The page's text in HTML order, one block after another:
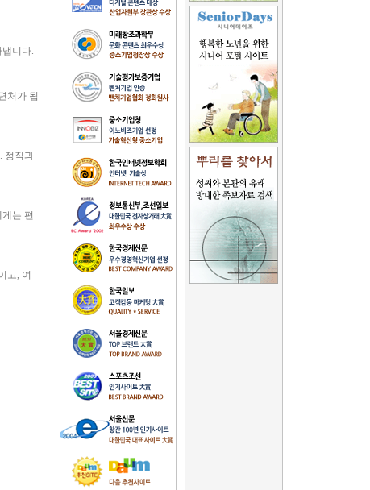
니다.
처가 됩
정직과
는 편
고, 여